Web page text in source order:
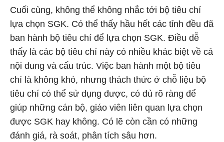
Cuối cùng, không thể không nhắc tới bộ tiêu chí
lựa chọn SGK. Có thể thấy hầu hết các tỉnh đều đã
ban hành bộ tiêu chí để lựa chọn SGK. Điều dễ
thấy là các bộ tiêu chí này có nhiều khác biệt về cả
nội dung và cấu trúc. Việc ban hành một bộ tiêu
chí là không khó, nhưng thách thức ở chỗ liệu bộ
tiêu chí có thể sử dụng được, có đủ rõ ràng để
giúp những cán bộ, giáo viên liên quan lựa chọn
được SGK hay không. Có lẽ còn cần có những
đánh giá, rà soát, phân tích sâu hơn.